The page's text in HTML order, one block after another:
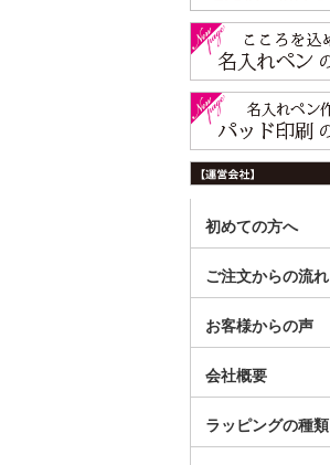
初めての方へ
ご注文からの流れ
お客様からの声
会社概要
ラッピングの種類